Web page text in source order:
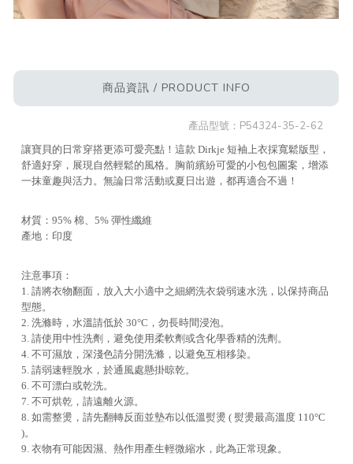
商品資訊 / PRODUCT INFO
產品型號： P54324-35-2-62
讓寶貝的日常穿搭更添可愛亮點！這款 Dirkje 短袖上衣採寬鬆版型，
舒適好穿，展現自然輕鬆的風格。胸前繽紛可愛的小包包圖案，增添
一抹童趣與活力。無論日常活動或夏日出遊，都再適合不過！
材質：95% 棉、5% 彈性纖維
產地：印度
注意事項：
1. 請將衣物翻面，放入大小適中之細網洗衣袋弱速水洗，以保持商品
型態。
2. 洗滌時，水溫請低於 30°C，勿長時間浸泡。
3. 請使用中性洗劑，避免使用柔軟劑或含化學香精的洗劑。
4. 不可濕放，深淺色請分開洗滌，以避免互相移染。
5. 請弱速輕脫水，於通風處懸掛晾乾。
6. 不可漂白或乾洗。
7. 不可烘乾，請遠離火源。
8. 如需整燙，請先翻轉反面並墊布以低溫熨燙 ( 熨燙最高溫度 110°C
)。
9. 衣物有可能因濕、熱作用產生輕微縮水，此為正常現象。